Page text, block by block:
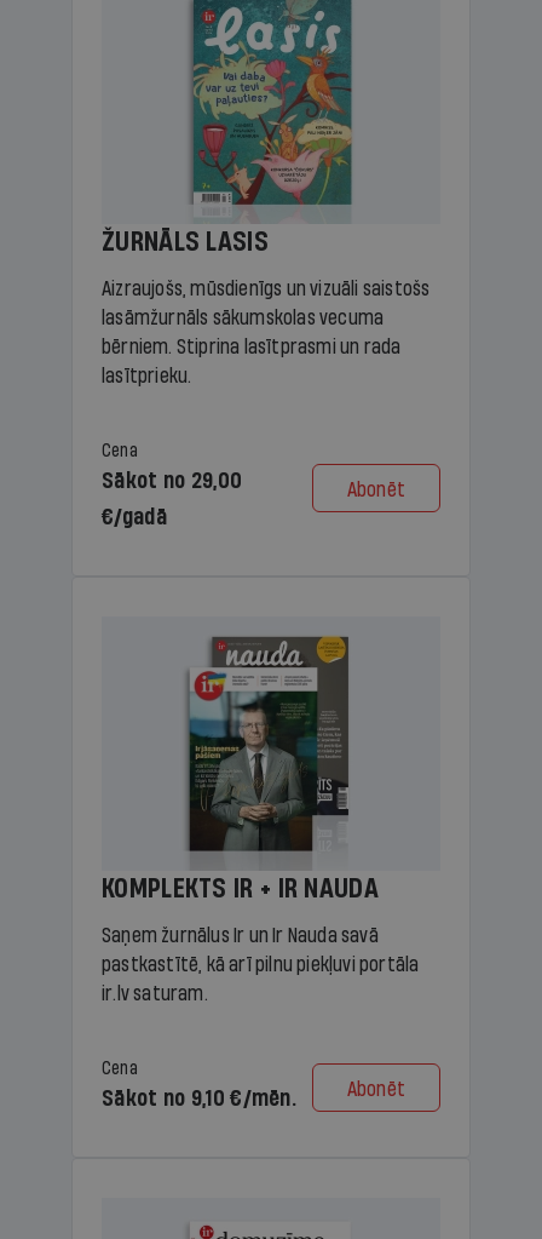
ŽURNĀLS LASIS
Aizraujošs, mūsdienīgs un vizuāli saistošs
lasāmžurnāls sākumskolas vecuma
bērniem. Stiprina lasītprasmi un rada
lasītprieku.
Cena
Sākot no 29,00
€/gadā
Abonēt
KOMPLEKTS IR + IR NAUDA
Saņem žurnālus Ir un Ir Nauda savā
pastkastītē, kā arī pilnu piekļuvi portāla
ir.lv saturam.
Cena
Sākot no 9,10 €/mēn. Abonēt